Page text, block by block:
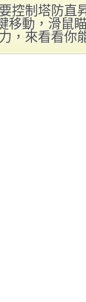
控制塔防直
移動，滑鼠
，來看看你